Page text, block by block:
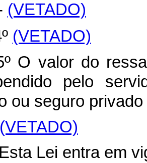
(VETADO)
(VETADO)
O valor do
pelo
ou seguro
(VETADO)
Lei entra em